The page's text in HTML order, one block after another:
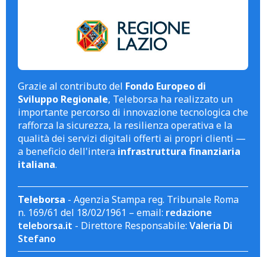
Grazie al contributo del Fondo Europeo di
Sviluppo Regionale, Teleborsa ha realizzato un
importante percorso di innovazione tecnologica che
rafforza la sicurezza, la resilienza operativa e la
qualità dei servizi digitali offerti ai propri clienti —
a beneficio dell'intera infrastruttura finanziaria
italiana.
Teleborsa - Agenzia Stampa reg. Tribunale Roma
n. 169/61 del 18/02/1961 – email: redazione
teleborsa.it - Direttore Responsabile: Valeria Di
Stefano